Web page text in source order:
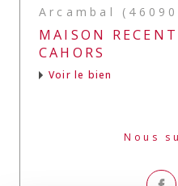
Arcambal
MAISON
CAHORS
Voir le bien
Nous